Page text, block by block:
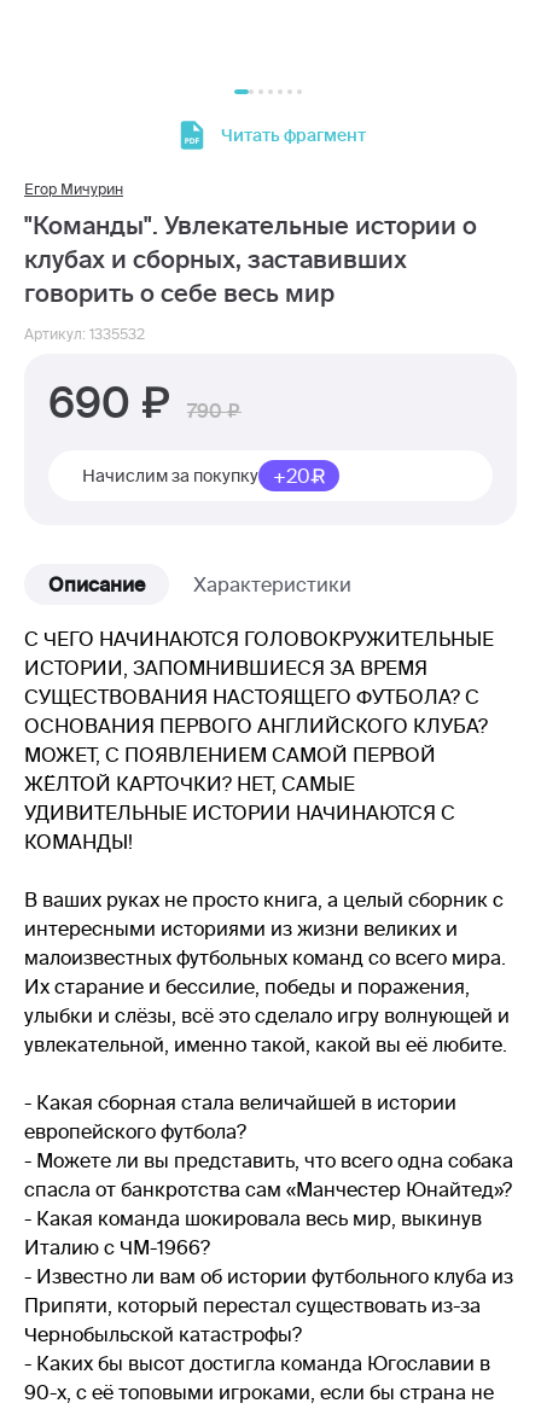
Читать фрагмент
Егор Мичурин
"Команды". Увлекательные истории о
клубах и сборных, заставивших
говорить о себе весь мир
Артикул: 1335532
690 790
Начислим за покупку +20
Описание Характеристики
С ЧЕГО НАЧИНАЮТСЯ ГОЛОВОКРУЖИТЕЛЬНЫЕ
ИСТОРИИ, ЗАПОМНИВШИЕСЯ ЗА ВРЕМЯ
СУЩЕСТВОВАНИЯ НАСТОЯЩЕГО ФУТБОЛА? С
ОСНОВАНИЯ ПЕРВОГО АНГЛИЙСКОГО КЛУБА?
МОЖЕТ, С ПОЯВЛЕНИЕМ САМОЙ ПЕРВОЙ
ЖЁЛТОЙ КАРТОЧКИ? НЕТ, САМЫЕ
УДИВИТЕЛЬНЫЕ ИСТОРИИ НАЧИНАЮТСЯ С
КОМАНДЫ!
В ваших руках не просто книга, а целый сборник с
интересными историями из жизни великих и
малоизвестных футбольных команд со всего мира.
Их старание и бессилие, победы и поражения,
улыбки и слёзы, всё это сделало игру волнующей и
увлекательной, именно такой, какой вы её любите.
- Какая сборная стала величайшей в истории
европейского футбола?
- Можете ли вы представить, что всего одна собака
спасла от банкротства сам «Манчестер Юнайтед»?
- Какая команда шокировала весь мир, выкинув
Италию с ЧМ-1966?
- Известно ли вам об истории футбольного клуба из
Припяти, который перестал существовать из-за
Чернобыльской катастрофы?
- Каких бы высот достигла команда Югославии в
90-х, с её топовыми игроками, если бы страна не